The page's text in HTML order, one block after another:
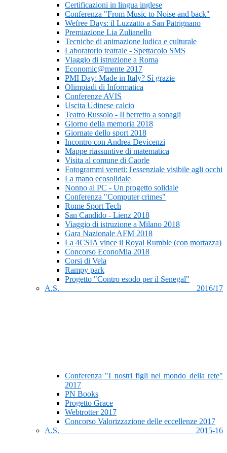
Certificazioni in lingua inglese
Conferenza "From Music to Noise and back"
Wefree Days: il Luzzatto a San Patrignano
Premiazione Lia Zulianello
Tecniche di animazione ludica e culturale
Laboratorio teatrale - Spettacolo SMS
Viaggio di istruzione a Roma
Economic@mente 2017
PMI Day: Made in Italy? Sì grazie
Olimpiadi di Informatica
Conferenze AVIS
Uscita Udinese calcio
Teatro Russolo - Il berretto a sonagli
Giorno della memoria 2018
Giornate dello sport 2018
Incontro con Andrea Devicenzi
Mappe riassuntive di matematica
Visita al comune di Caorle
Fotogrammi veneti: l'essenziale visibile agli occhi
La mano ecosolidale
Nonno al PC - Un progetto solidale
Conferenza "Computer crimes"
Rome Sport Tech
San Candido - Lienz 2018
Viaggio di istruzione a Milano 2018
Gara Nazionale AFM 2018
La 4CSIA vince il Royal Rumble (con mortazza)
Concorso EconoMia 2018
Corsi di Vela
Rampy park
Progetto "Contro esodo per il Senegal"
A.S. 2016/17
Conferenza "I nostri figli nel mondo della rete"
2017
PN Books
Progetto Grace
Webtrotter 2017
Concorso Valorizzazione delle eccellenze 2017
A.S. 2015-16